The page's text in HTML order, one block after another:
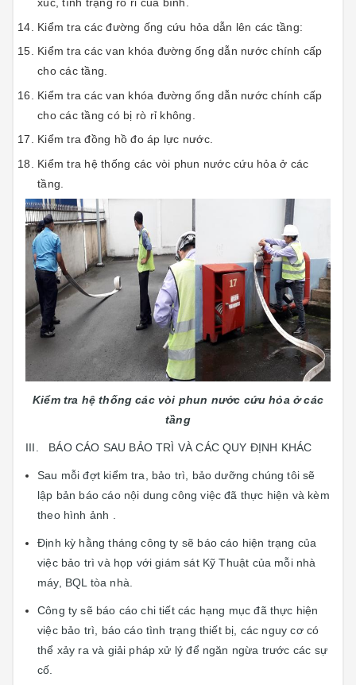
Kiểm tra các đường ống cứu hỏa dẫn lên các tầng:
Kiểm tra các van khóa đường ống dẫn nước chính cấp
cho các tầng.
Kiểm tra các van khóa đường ống dẫn nước chính cấp
cho các tầng có bị rò rỉ không.
Kiểm tra đồng hồ đo áp lực nước.
Kiểm tra hệ thống các vòi phun nước cứu hỏa ở các
tầng.
Kiểm tra hệ thống các vòi phun nước cứu hỏa ở các
tầng
III. BÁO CÁO SAU BẢO TRÌ VÀ CÁC QUY ĐỊNH KHÁC
Sau mỗi đợt kiểm tra, bảo trì, bảo dưỡng chúng tôi sẽ
lập bản báo cáo nội dung công việc đã thực hiện và kèm
theo hình ảnh .
Định kỳ hằng tháng công ty sẽ báo cáo hiện trạng của
việc bảo trì và họp với giám sát Kỹ Thuật của mỗi nhà
máy, BQL tòa nhà.
Công ty sẽ báo cáo chi tiết các hạng mục đã thực hiện
việc bảo trì, báo cáo tình trạng thiết bị, các nguy cơ có
thể xảy ra và giải pháp xử lý để ngăn ngừa trước các sự
cố.